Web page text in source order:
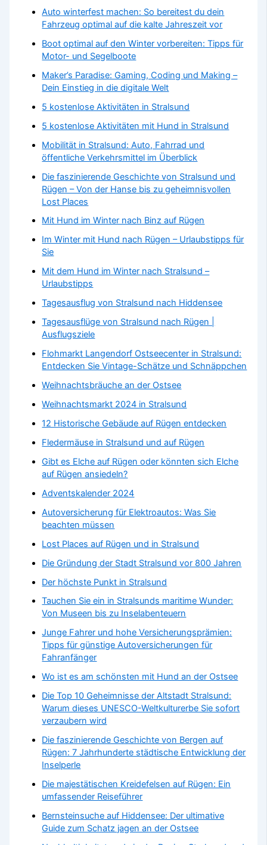
Auto winterfest machen: So bereitest du dein
Fahrzeug optimal auf die kalte Jahreszeit vor
Boot optimal auf den Winter vorbereiten: Tipps für
Motor- und Segelboote
Maker’s Paradise: Gaming, Coding und Making –
Dein Einstieg in die digitale Welt
5 kostenlose Aktivitäten in Stralsund
5 kostenlose Aktivitäten mit Hund in Stralsund
Mobilität in Stralsund: Auto, Fahrrad und
öffentliche Verkehrsmittel im Überblick
Die faszinierende Geschichte von Stralsund und
Rügen – Von der Hanse bis zu geheimnisvollen
Lost Places
Mit Hund im Winter nach Binz auf Rügen
Im Winter mit Hund nach Rügen – Urlaubstipps für
Sie
Mit dem Hund im Winter nach Stralsund –
Urlaubstipps
Tagesausflug von Stralsund nach Hiddensee
Tagesausflüge von Stralsund nach Rügen |
Ausflugsziele
Flohmarkt Langendorf Ostseecenter in Stralsund:
Entdecken Sie Vintage-Schätze und Schnäppchen
Weihnachtsbräuche an der Ostsee
Weihnachtsmarkt 2024 in Stralsund
12 Historische Gebäude auf Rügen entdecken
Fledermäuse in Stralsund und auf Rügen
Gibt es Elche auf Rügen oder könnten sich Elche
auf Rügen ansiedeln?
Adventskalender 2024
Autoversicherung für Elektroautos: Was Sie
beachten müssen
Lost Places auf Rügen und in Stralsund
Die Gründung der Stadt Stralsund vor 800 Jahren
Der höchste Punkt in Stralsund
Tauchen Sie ein in Stralsunds maritime Wunder:
Von Museen bis zu Inselabenteuern
Junge Fahrer und hohe Versicherungsprämien:
Tipps für günstige Autoversicherungen für
Fahranfänger
Wo ist es am schönsten mit Hund an der Ostsee
Die Top 10 Geheimnisse der Altstadt Stralsund:
Warum dieses UNESCO-Weltkulturerbe Sie sofort
verzaubern wird
Die faszinierende Geschichte von Bergen auf
Rügen: 7 Jahrhunderte städtische Entwicklung der
Inselperle
Die majestätischen Kreidefelsen auf Rügen: Ein
umfassender Reiseführer
Bernsteinsuche auf Hiddensee: Der ultimative
Guide zum Schatz jagen an der Ostsee